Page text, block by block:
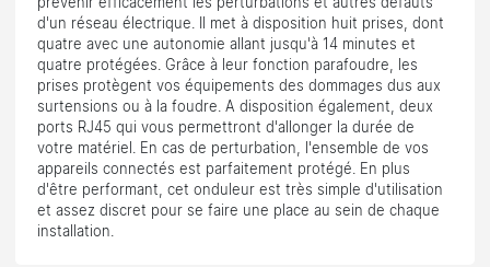
prévenir efficacement les perturbations et autres défauts
d'un réseau électrique. Il met à disposition huit prises, dont
quatre avec une autonomie allant jusqu'à 14 minutes et
quatre protégées. Grâce à leur fonction parafoudre, les
prises protègent vos équipements des dommages dus aux
surtensions ou à la foudre. A disposition également, deux
ports RJ45 qui vous permettront d'allonger la durée de
votre matériel. En cas de perturbation, l'ensemble de vos
appareils connectés est parfaitement protégé. En plus
d'être performant, cet onduleur est très simple d'utilisation
et assez discret pour se faire une place au sein de chaque
installation.